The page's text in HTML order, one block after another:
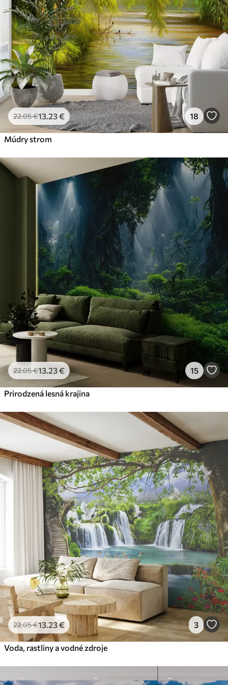
56.6734.00€/m²
Prémiový vinyl
65.0039.00€/m²
Peel and Stick
81.6749.00 €/m²
22.05€13 .23€ 18
Múdry strom
22.05€13 .23€ 15
Prirodzená lesná krajina
22.05€13 .23€ 3
Voda, rastliny a vodné zdroje